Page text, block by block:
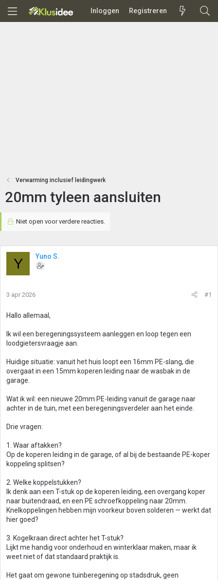
Inloggen Registreren
Verwarming inclusief leidingwerk
20mm tyleen aansluiten
Niet open voor verdere reacties.
Y Yuno S.
3 apr 2026 #1
Hallo allemaal,
Ik wil een beregeningssysteem aanleggen en loop tegen een
loodgietersvraagje aan.
Huidige situatie: vanuit het huis loopt een 16mm PE-slang, die
overgaat in een 15mm koperen leiding naar de wasbak in de
garage.
Wat ik wil: een nieuwe 20mm PE-leiding vanuit de garage naar
achter in de tuin, met een beregeningsverdeler aan het einde.
Drie vragen:
1. Waar aftakken?
Op de koperen leiding in de garage, of al bij de bestaande PE-koper
koppeling splitsen?
2. Welke koppelstukken?
Ik denk aan een T-stuk op de koperen leiding, een overgang koper
naar buitendraad, en een PE schroefkoppeling naar 20mm.
Knelkoppelingen hebben mijn voorkeur boven solderen — werkt dat
hier goed?
3. Kogelkraan direct achter het T-stuk?
Lijkt me handig voor onderhoud en winterklaar maken, maar ik
weet niet of dat standaard praktijk is.
Het gaat om gewone tuinberegening op stadsdruk, geen